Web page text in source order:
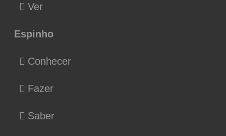
Ver
Espinho
Conhecer
Fazer
Saber